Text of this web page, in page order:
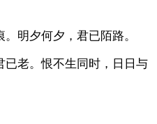
明夕何夕，君已陌路。
老。恨不生同时，日日与